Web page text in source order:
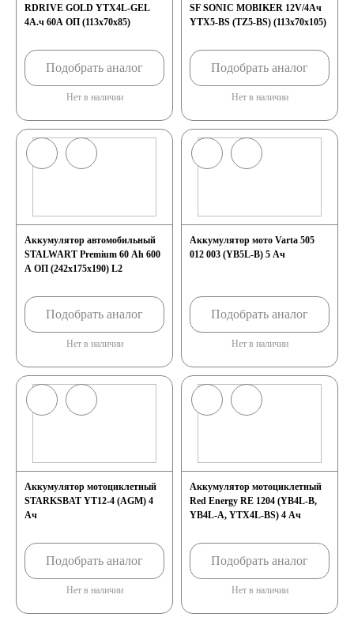
RDRIVE GOLD YTX4L-GEL
4А.ч 60А ОП (113x70x85)
Подобрать аналог
Нет в наличии
SF SONIC MOBIKER 12V/4Ач
YTX5-BS (TZ5-BS) (113x70x105)
Подобрать аналог
Нет в наличии
Аккумулятор автомобильный
STALWART Premium 60 Ah 600
A ОП (242х175х190) L2
Подобрать аналог
Нет в наличии
Аккумулятор мото Varta 505
012 003 (YB5L-B) 5 Ач
Подобрать аналог
Нет в наличии
Аккумулятор мотоциклетный
STARKSBAT YT12-4 (AGM) 4
Ач
Подобрать аналог
Нет в наличии
Аккумулятор мотоциклетный
Red Energy RE 1204 (YB4L-B,
YB4L-A, YTX4L-BS) 4 Ач
Подобрать аналог
Нет в наличии